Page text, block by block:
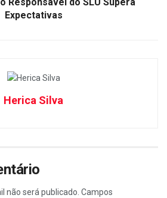
Expectativas
Herica Silva
não será publicado. Campos